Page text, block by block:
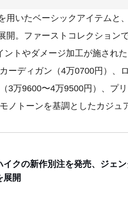
いたベーシックアイテムと
開。ファーストコレクション
トやダメージ加工が施され
ーディガン（4万0700円）、
3万9600〜4万9500円）、プ
ノトーンを基調としたカジュ
イクの新作別注を発売、ジェ
展開